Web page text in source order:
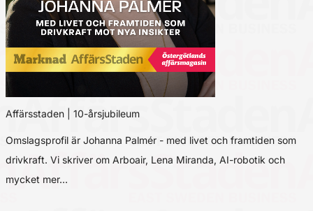
Affärsstaden | 10-årsjubileum
Omslagsprofil är Johanna Palmér - med livet och framtiden som
drivkraft. Vi skriver om Arboair, Lena Miranda, AI-robotik och
mycket mer…